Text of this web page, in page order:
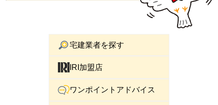
宅建業者を探す
IRI加盟店
ワンポイントアドバイス